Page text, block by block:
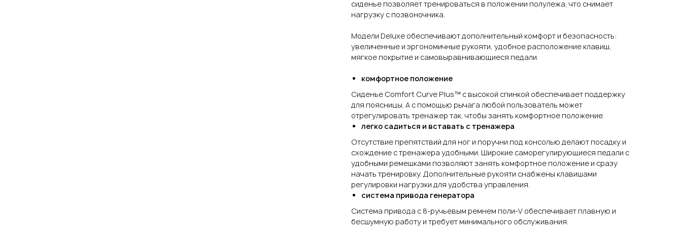
сиденье позволяет тренироваться в положении полулежа, что снимает
нагрузку с позвоночника.
Модели Deluxe обеспечивают дополнительный комфорт и безопасность:
увеличенные и эргономичные рукояти, удобное расположение клавиш,
мягкое покрытие и самовыравнивающиеся педали.
комфортное положение
Сиденье Comfort Curve Plus™ с высокой спинкой обеспечивает поддержку
для поясницы. А с помощью рычага любой пользователь может
отрегулировать тренажер так, чтобы занять комфортное положение.
легко садиться и вставать с тренажера
Отсутствие препятствий для ног и поручни под консолью делают посадку и
схождение с тренажера удобными. Широкие саморегулирующиеся педали с
удобными ремешками позволяют занять комфортное положение и сразу
начать тренировку. Дополнительные рукояти снабжены клавишами
регулировки нагрузки для удобства управления.
система привода генератора
Система привода с 8-ручьевым ремнем поли-V обеспечивает плавную и
бесшумную работу и требует минимального обслуживания.